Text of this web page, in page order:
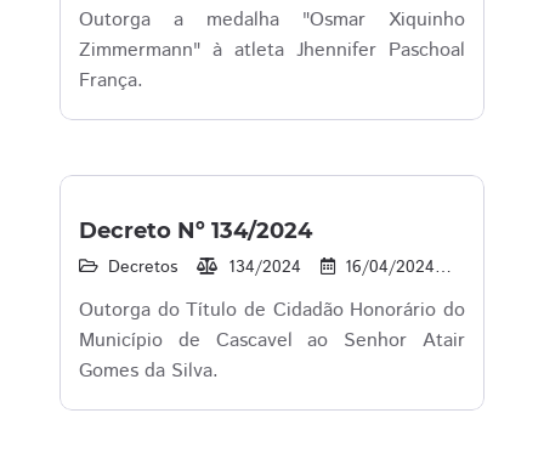
Outorga a medalha "Osmar Xiquinho
Zimmermann" à atleta Jhennifer Paschoal
França.
Decreto Nº 134/2024
Decretos 134/2024 16/04/2024
Outorga do Título de Cidadão Honorário do
Município de Cascavel ao Senhor Atair
Gomes da Silva.